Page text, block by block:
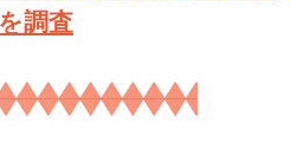
調査